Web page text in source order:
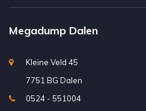
Megadump Dalen
Kleine Veld 45
7751 BG Dalen
0524 - 551004